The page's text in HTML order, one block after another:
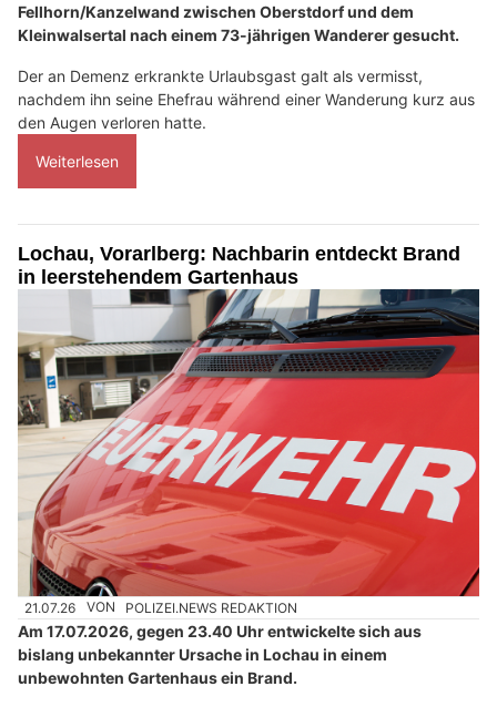
Fellhorn/Kanzelwand zwischen Oberstdorf und dem
Kleinwalsertal nach einem 73-jährigen Wanderer gesucht.
Der an Demenz erkrankte Urlaubsgast galt als vermisst,
nachdem ihn seine Ehefrau während einer Wanderung kurz aus
den Augen verloren hatte.
Weiterlesen
Lochau, Vorarlberg: Nachbarin entdeckt Brand
in leerstehendem Gartenhaus
21.07.26 VON POLIZEI.NEWS REDAKTION
Am 17.07.2026, gegen 23.40 Uhr entwickelte sich aus
bislang unbekannter Ursache in Lochau in einem
unbewohnten Gartenhaus ein Brand.